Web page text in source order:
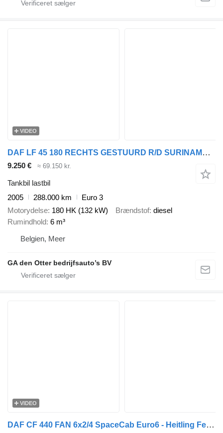
VIDEO
DAF LF 45 180 RECHTS GESTUURD R/D SURINAME HALO
9.250 € ≈ 69.150 kr.
Tankbil lastbil
2005
288.000 km
Euro 3
Motorydelse 180 HK (132 kW) Brændstof diesel
Rumindhold 6 m³
Belgien, Meer
GA den Otter bedrijfsauto’s BV
VIDEO
DAF CF 440 FAN 6x2/4 SpaceCab Euro6 - Heitling Feed Silo 31,000L - 5